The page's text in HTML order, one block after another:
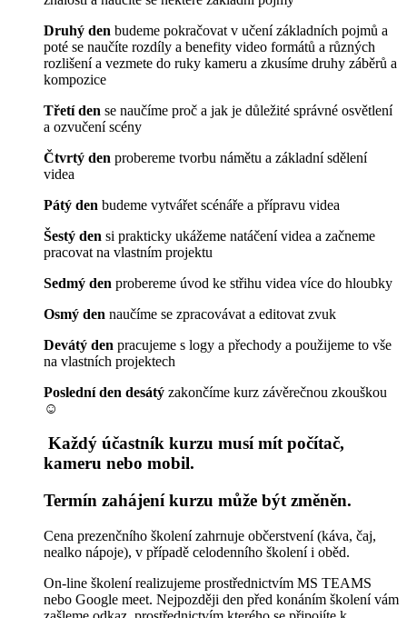
Druhý den budeme pokračovat v učení základních pojmů a
poté se naučíte rozdíly a benefity video formátů a různých
rozlišení a vezmete do ruky kameru a zkusíme druhy záběrů a
kompozice
Třetí den se naučíme proč a jak je důležité správné osvětlení
a ozvučení scény
Čtvrtý den probereme tvorbu námětu a základní sdělení
videa
Pátý den budeme vytvářet scénáře a přípravu videa
Šestý den si prakticky ukážeme natáčení videa a začneme
pracovat na vlastním projektu
Sedmý den probereme úvod ke střihu videa více do hloubky
Osmý den naučíme se zpracovávat a editovat zvuk
Devátý den pracujeme s logy a přechody a použijeme to vše
na vlastních projektech
Poslední den desátý zakončíme kurz závěrečnou zkouškou
☺
Každý účastník kurzu musí mít počítač,
kameru nebo mobil.
Termín zahájení kurzu může být změněn.
Cena prezenčního školení zahrnuje občerstvení (káva, čaj,
nealko nápoje), v případě celodenního školení i oběd.
On-line školení realizujeme prostřednictvím MS TEAMS
nebo Google meet. Nejpozději den před konáním školení vám